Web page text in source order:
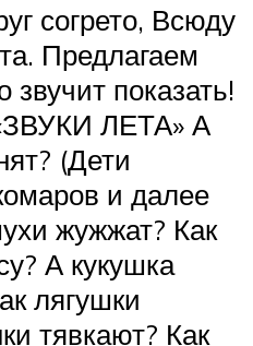
согрето, Всюду
Предлагаем
звучит показать!
ЛЕТА» А
(Дети
и далее
жужжат? Как
А кукушка
лягушки
тявкают? Как